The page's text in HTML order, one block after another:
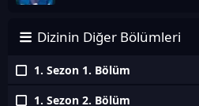
Dizinin Diğer Bölümleri
1. Sezon 1. Bölüm
1. Sezon 2. Bölüm